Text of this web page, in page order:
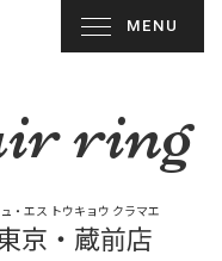
ring
・エス トウキョウ クラマエ
京・蔵前店
MENU